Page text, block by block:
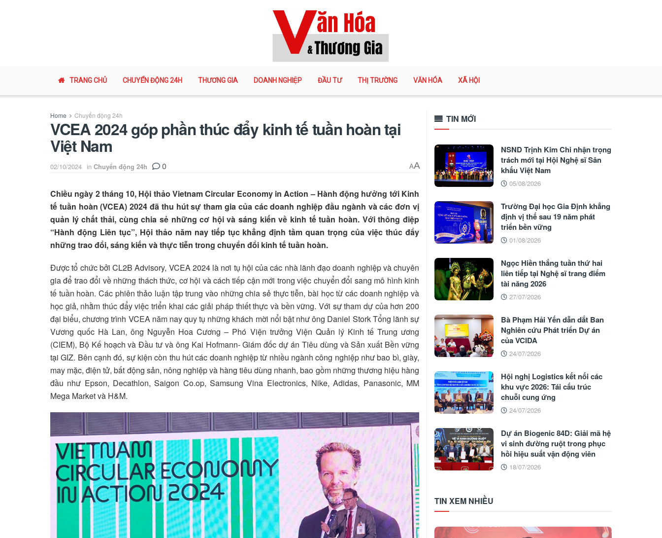
TRANG CHỦ CHUYỂN ĐỘNG 24H THƯƠNG GIA DOANH NGHIỆP ĐẦU TƯ THỊ TRƯỜNG VĂN HÓA XÃ HỘI
Home Chuyển động 24h
VCEA 2024 góp phần thúc đẩy kinh tế tuần hoàn tại
Việt Nam
02/10/2024 in Chuyển động 24h 0 AA
Chiều ngày 2 tháng 10, Hội thảo Vietnam Circular Economy in Action – Hành động hưởng tới Kinh
tế tuần hoàn (VCEA) 2024 đã thu hút sự tham gia của các doanh nghiệp đầu ngành và các đơn vị
quản lý chất thải, cùng chia sẻ những cơ hội và sáng kiến về kinh tế tuần hoàn. Với thông điệp
“Hành động Liên tục”, Hội thảo năm nay tiếp tục khẳng định tầm quan trọng của việc thúc đẩy
những trao đổi, sáng kiến và thực tiễn trong chuyển đổi kinh tế tuần hoàn.
Được tổ chức bởi CL2B Advisory, VCEA 2024 là nơi tụ hội của các nhà lãnh đạo doanh nghiệp và chuyên
gia để trao đổi về những thách thức, cơ hội và cách tiếp cận mới trong việc chuyển đổi sang mô hình kinh
tế tuần hoàn. Các phiên thảo luận tập trung vào những chia sẻ thực tiễn, bài học từ các doanh nghiệp và
học giả, nhằm thúc đẩy việc triển khai các giải pháp thiết thực và bền vững. Với sự tham dự của hơn 200
đại biểu, chương trình VCEA năm nay quy tụ những khách mời nổi bật như ông Daniel Stork Tổng lãnh sự
Vương quốc Hà Lan, ông Nguyễn Hoa Cương – Phó Viện trưởng Viện Quản lý Kinh tế Trung ương
(CIEM), Bộ Kế hoạch và Đầu tư và ông Kai Hofmann- Giám đốc dự án Tiêu dùng và Sản xuất Bền vững
tại GIZ. Bên cạnh đó, sự kiện còn thu hút các doanh nghiệp từ nhiều ngành công nghiệp như bao bì, giày,
may mặc, điện tử, bất động sản, nông nghiệp và hàng tiêu dùng nhanh, bao gồm những thương hiệu hàng
đầu như Epson, Decathlon, Saigon Co.op, Samsung Vina Electronics, Nike, Adidas, Panasonic, MM
Mega Market và H&M.
TIN MỚI
NSND Trịnh Kim Chi nhận trọng
trách mới tại Hội Nghệ sĩ Sân
khấu Việt Nam
05/08/2026
Trường Đại học Gia Định khẳng
định vị thế sau 19 năm phát
triển bền vững
01/08/2026
Ngọc Hiền thắng tuần thứ hai
liên tiếp tại Nghệ sĩ trang điểm
tài năng 2026
27/07/2026
Bà Phạm Hải Yến dẫn dắt Ban
Nghiên cứu Phát triển Dự án
của VCIDA
24/07/2026
Hội nghị Logistics kết nối các
khu vực 2026: Tái cấu trúc
chuỗi cung ứng
24/07/2026
Dự án Biogenic 84D: Giải mã hệ
vi sinh đường ruột trong phục
hồi hiệu suất vận động viên
18/07/2026
TIN XEM NHIỀU